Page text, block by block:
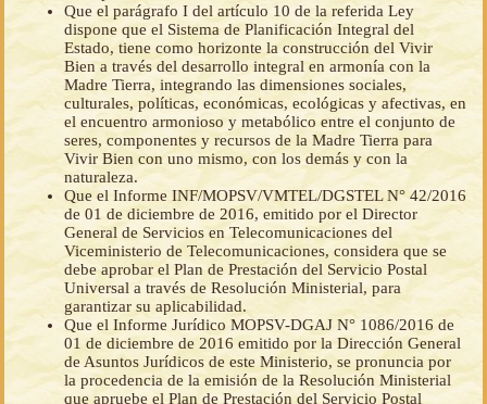
Que el parágrafo I del artículo 10 de la referida Ley
dispone que el Sistema de Planificación Integral del
Estado, tiene como horizonte la construcción del Vivir
Bien a través del desarrollo integral en armonía con la
Madre Tierra, integrando las dimensiones sociales,
culturales, políticas, económicas, ecológicas y afectivas, en
el encuentro armonioso y metabólico entre el conjunto de
seres, componentes y recursos de la Madre Tierra para
Vivir Bien con uno mismo, con los demás y con la
naturaleza.
Que el Informe INF/MOPSV/VMTEL/DGSTEL N° 42/2016
de 01 de diciembre de 2016, emitido por el Director
General de Servicios en Telecomunicaciones del
Viceministerio de Telecomunicaciones, considera que se
debe aprobar el Plan de Prestación del Servicio Postal
Universal a través de Resolución Ministerial, para
garantizar su aplicabilidad.
Que el Informe Jurídico MOPSV-DGAJ N° 1086/2016 de
01 de diciembre de 2016 emitido por la Dirección General
de Asuntos Jurídicos de este Ministerio, se pronuncia por
la procedencia de la emisión de la Resolución Ministerial
que apruebe el Plan de Prestación del Servicio Postal